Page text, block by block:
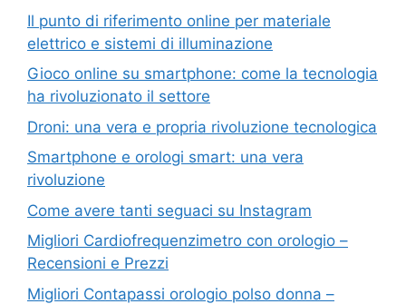
Il punto di riferimento online per materiale
elettrico e sistemi di illuminazione
Gioco online su smartphone: come la tecnologia
ha rivoluzionato il settore
Droni: una vera e propria rivoluzione tecnologica
Smartphone e orologi smart: una vera
rivoluzione
Come avere tanti seguaci su Instagram
Migliori Cardiofrequenzimetro con orologio –
Recensioni e Prezzi
Migliori Contapassi orologio polso donna –